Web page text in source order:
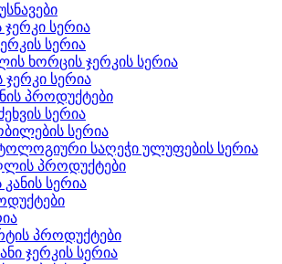
ჯერკი სერია
სერია
ხორცის ჯერკის სერია
ჯერკი სერია
პროდუქტები
სერია
სერია
საღეჭი ულუფების სერია
პროდუქტები
კანის სერია
პროდუქტები
ჯერკის სერია